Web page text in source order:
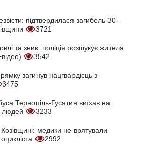
підтвердилася загибель 30-
3721
та зник: поліція розшукує жителя
3542
загинув нацгвардієць з
3475
Тернопіль-Гусятин виїхав на
людей
3233
медики не врятували
2992